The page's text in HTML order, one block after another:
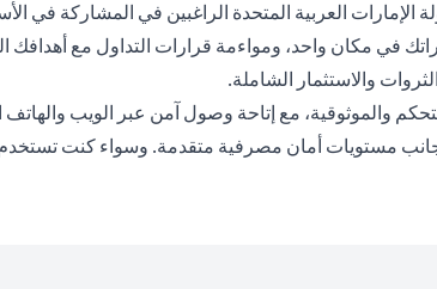
العربية المتحدة الراغبين في المشاركة في
في مكان واحد، ومواءمة قرارات التداول مع أهدافك
والاستثمار الشاملة.
والموثوقية، مع إتاحة وصول آمن عبر الويب
مستويات أمان مصرفية متقدمة. وسواء كنت تستخدم